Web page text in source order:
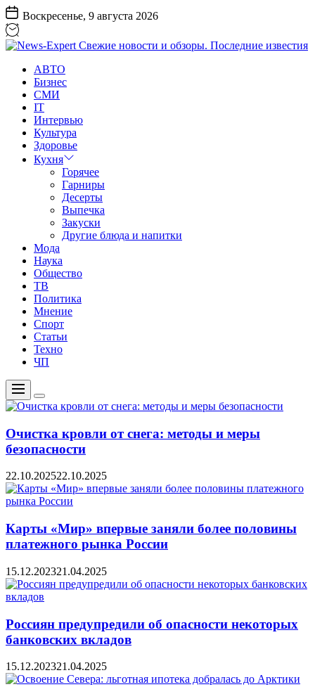
Перейти
к
содержанию
Воскресенье, 9 августа 2026
Expert
Свежие
новости
обзоры.
Последние
известия
АВТО
Бизнес
СМИ
IT
Интервью
Культура
Здоровье
Кухня
Горячее
Гарниры
Десерты
Выпечка
Закуски
Другие блюда и напитки
Мода
Наука
Общество
ТВ
Политика
Мнение
Спорт
Статьи
Техно
ЧП
Меню
Цвет
переключателя
Очистка кровли от снега: методы и меры
безопасности
22.10.202522.10.2025
Карты «Мир» впервые заняли более половины
платежного рынка России
15.12.202321.04.2025
Россиян предупредили об опасности некоторых
банковских вкладов
15.12.202321.04.2025